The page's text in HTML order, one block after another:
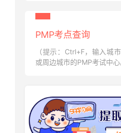
PMP考点查询
（提示：Ctrl+F，输入城
或周边城市的PMP考试中心